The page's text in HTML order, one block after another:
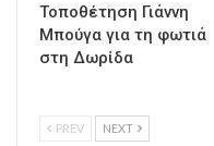
Τοποθέτηση Γιάννη
Μπούγα για τη φωτιά
στη Δωρίδα
PREV NEXT